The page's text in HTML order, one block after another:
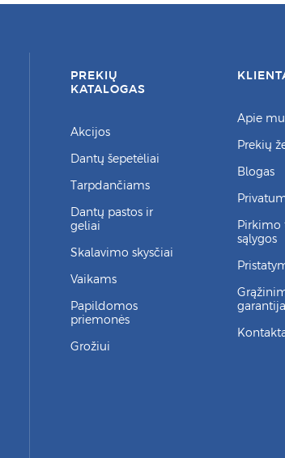
PREKIŲ
KATALOGAS
Akcijos
Dantų šepetėliai
Tarpdančiams
Dantų pastos ir
geliai
Skalavimo skysčiai
Vaikams
Papildomos
priemonės
Grožiui
Apie
Prekių
Blogas
Pirkimo
sąlygos
garantija